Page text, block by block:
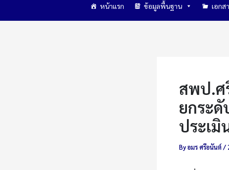
หน้าแรก ข้อมูลพื้นฐาน เอกส
สพป.ศ
ยกระ
ประเมิ
Byอมร ศรีอนันต์/